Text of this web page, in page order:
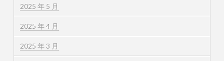
2025 年 5 月
2025 年 4 月
2025 年 3 月